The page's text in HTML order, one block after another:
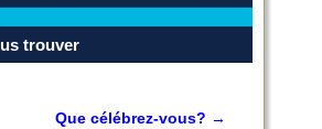
trouver
Que célébrez-vous? →